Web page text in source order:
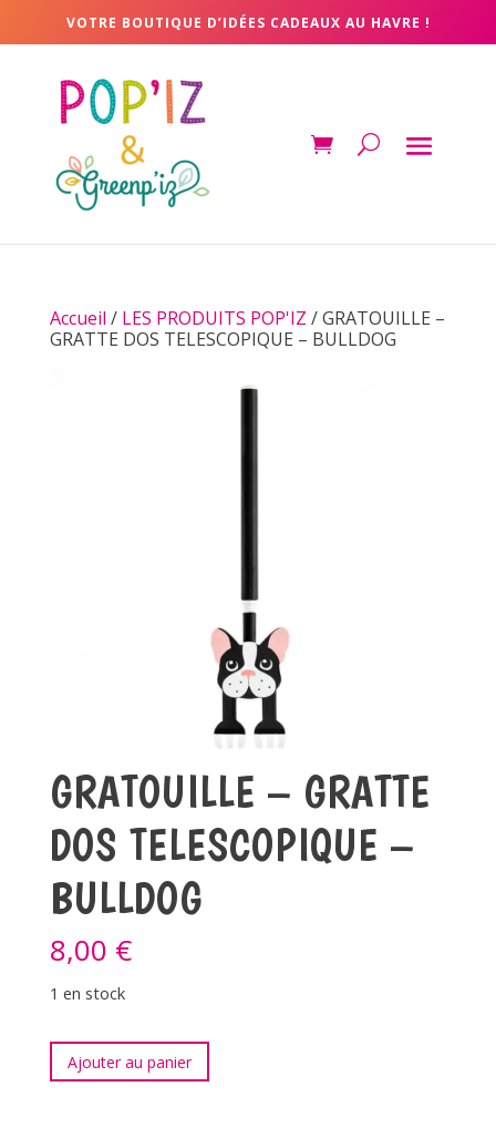
VOTRE BOUTIQUE D’IDÉES CADEAUX AU HAVRE !
Accueil / LES PRODUITS POP'IZ / GRATOUILLE –
GRATTE DOS TELESCOPIQUE – BULLDOG
GRATOUILLE – GRATTE
DOS TELESCOPIQUE –
BULLDOG
8,00 €
1 en stock
quantité
deAjouter au panier